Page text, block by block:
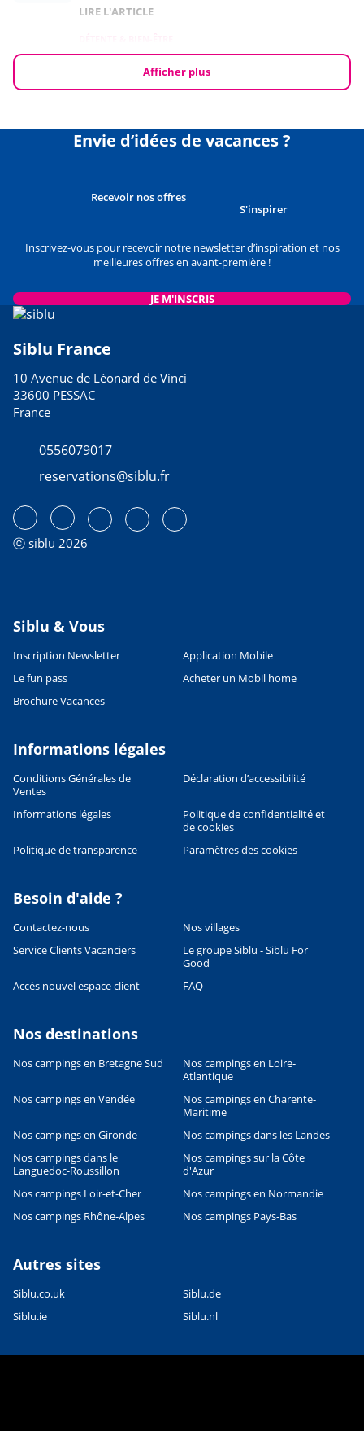
LIRE L'ARTICLE
5 campings Siblu pour des
vacances en amoureux
02/07/2026
INCONTOURNABLES
Top 3 des campings Siblu pour
04/06/2026
Vacances avec un bébé : 7 atouts
du camping Siblu
04/06/2026
LIRE L'ARTICLE
Balades et randonnées
03/06/2026
LIRE L'ARTICLE
Les plages du Cap d’Agde
LIRE L'ARTICLE
CULTURE ET PATRIMOINE
Découvrez le Canal du Midi
Vacances à sensations : les parcs
d'attractions
03/06/2026
INCONTOURNABLES
chaîne de campings en France ?
19/05/2026
LIRE L'ARTICLE
Les 5 campings Siblu les mieux
notés par les familles en France
19/05/2026
INCONTOURNABLES
quelles différences pour vos
vacances ?
LIRE L'ARTICLE
Comment choisir son camping
Siblu pour partir en famille ?
28/04/2026
LIRE L'ARTICLE
Les plus beaux parcs aquatiques
des campings Siblu : notre
sélection pour des vacances
inoubliables
27/02/2026
GASTRONOMIE
Spécialités gastronomiques de
ACTIVITÉS SPORTIVES & LUDIQUES
Afficher plus
Envie d’idées de vacances ?
Recevoir nos offres
S'inspirer
Inscrivez-vous pour recevoir notre newsletter d’inspiration et nos
meilleures offres en avant-première !
JE M'INSCRIS
Siblu France
10 Avenue de Léonard de Vinci
33600 PESSAC
France
0556079017
reservations@siblu.fr
ⓒ siblu 2026
Siblu & Vous
Inscription Newsletter
Application Mobile
Le fun pass
Acheter un Mobil home
Brochure Vacances
Informations légales
Conditions Générales de
Ventes
Déclaration d’accessibilité
Informations légales
Politique de confidentialité et
de cookies
Politique de transparence
Paramètres des cookies
Besoin d'aide ?
Contactez-nous
Nos villages
Service Clients Vacanciers
Le groupe Siblu - Siblu For
Good
Accès nouvel espace client
FAQ
Nos destinations
Nos campings en Bretagne Sud
Nos campings en Loire-
Atlantique
Nos campings en Vendée
Nos campings en Charente-
Maritime
Nos campings en Gironde
Nos campings dans les Landes
Nos campings dans le
Languedoc-Roussillon
Nos campings sur la Côte
d'Azur
Nos campings Loir-et-Cher
Nos campings en Normandie
Nos campings Rhône-Alpes
Nos campings Pays-Bas
Autres sites
Siblu.co.uk
Siblu.de
Siblu.ie
Siblu.nl